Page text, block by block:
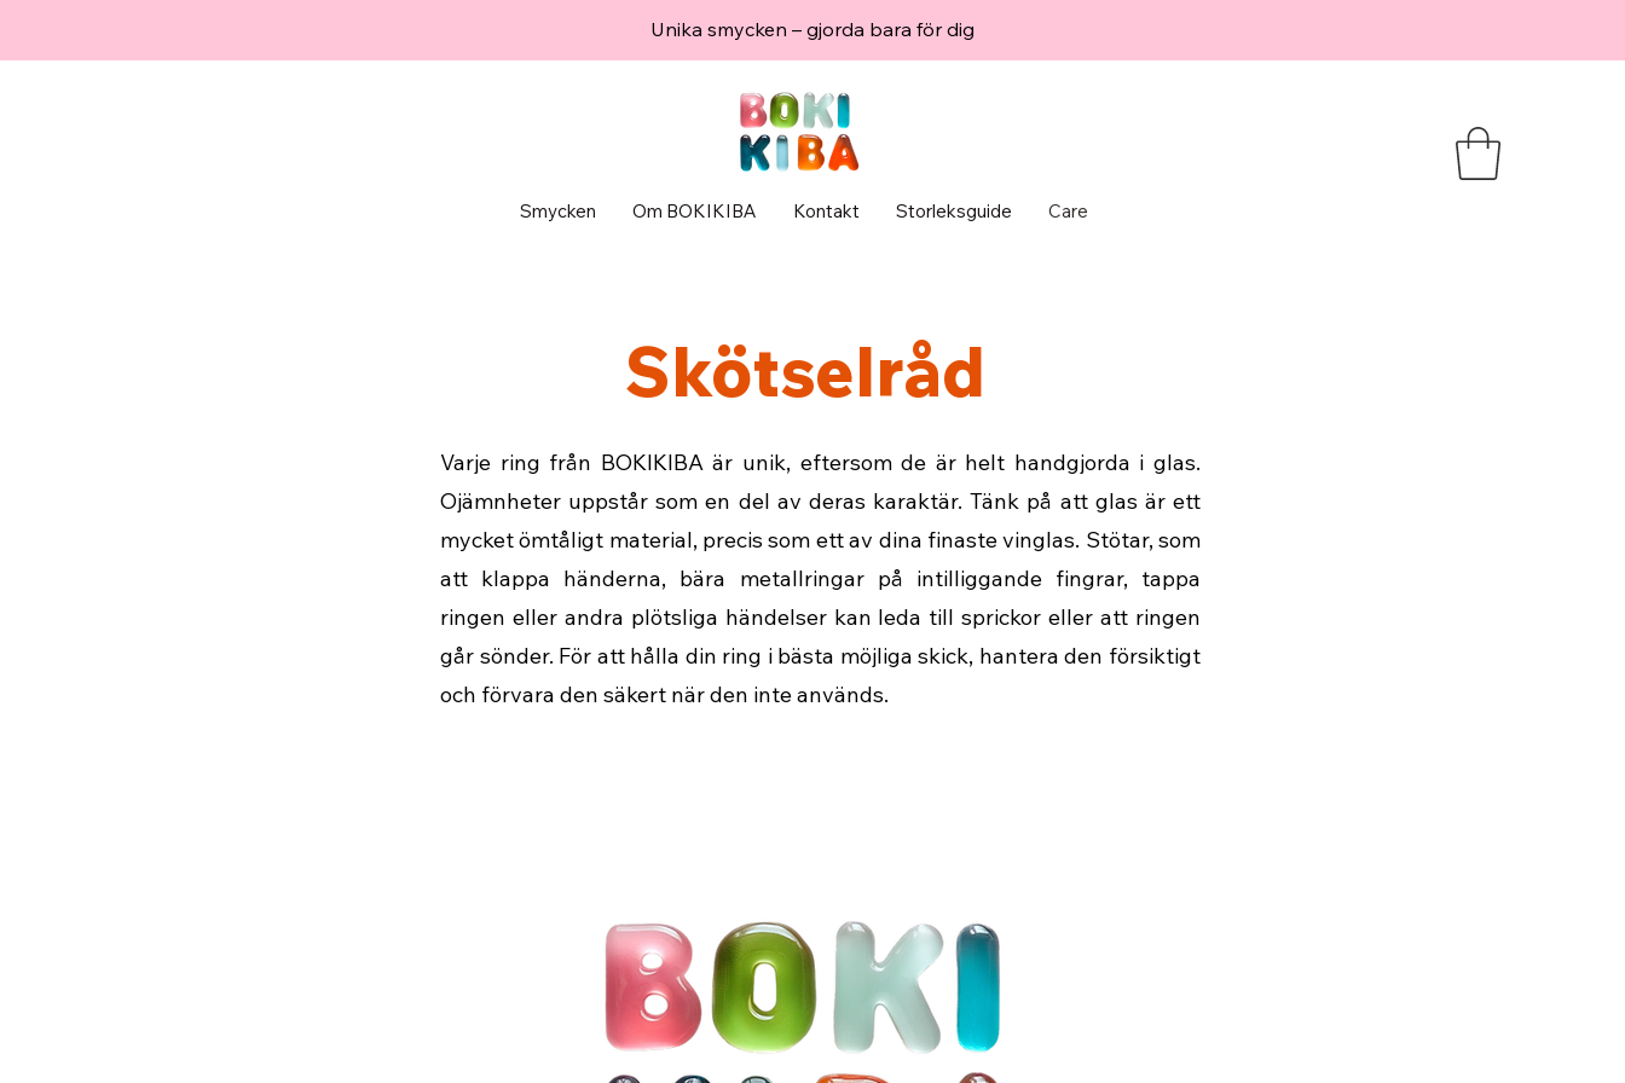
Unika smycken – gjorda bara för dig
Smycken Om BOKIKIBA Kontakt Storleksguide Care
Skötselråd
Varje ring från BOKIKIBA är unik, eftersom de är helt handgjorda i glas.
Ojämnheter uppstår som en del av deras karaktär. Tänk på att glas är ett
mycket ömtåligt material, precis som ett av dina finaste vinglas. Stötar, som
att klappa händerna, bära metallringar på intilliggande fingrar, tappa
ringen eller andra plötsliga händelser kan leda till sprickor eller att ringen
går sönder. För att hålla din ring i bästa möjliga skick, hantera den försiktigt
och förvara den säkert när den inte används.